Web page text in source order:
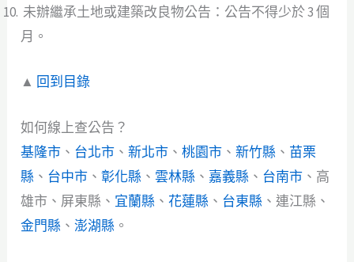
未辦繼承土地或建築改良物公告：公告不得少於 3 個
月。
▲ 回到目錄
如何線上查公告？
基隆市 、 台北市 、新北市 、桃園市 、新竹縣 、 苗栗
縣 、 台中市 、彰化縣 、雲林縣 、 嘉義縣 、 台南市 、高
雄市、屏東縣、 宜蘭縣 、花蓮縣 、 台東縣 、連江縣、
金門縣 、澎湖縣 。